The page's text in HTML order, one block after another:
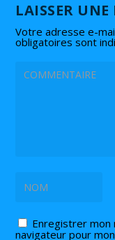
LAISSER UNE
Votre adresse e-
obligatoires sont
Enregistrer mon
navigateur pour